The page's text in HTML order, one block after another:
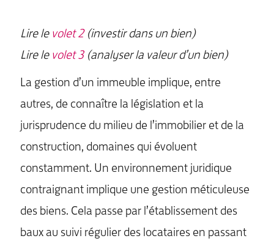
Lire le volet 2(investir dans un bien)
Lire le volet 3(analyser la valeur d’un bien)
La gestion d’un immeuble implique, entre
autres, de connaître la législation et la
jurisprudence du milieu de l’immobilier et de la
construction, domaines qui évoluent
constamment. Un environnement juridique
contraignant implique une gestion méticuleuse
des biens. Cela passe par l’établissement des
baux au suivi régulier des locataires en passant